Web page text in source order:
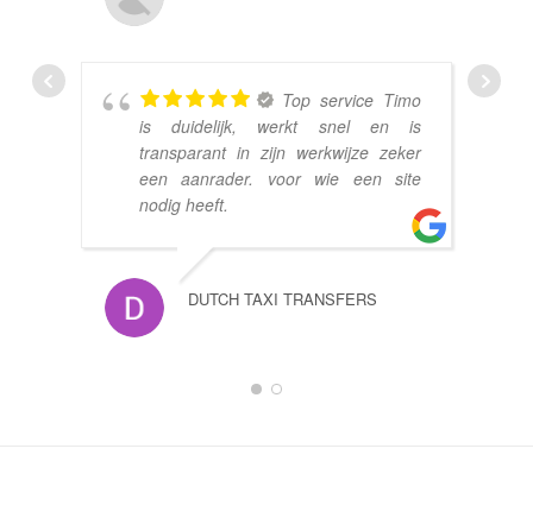
Top service Timo
is duidelijk, werkt snel en is
transparant in zijn werkwijze zeker
een aanrader. voor wie een site
nodig heeft.
DUTCH TAXI TRANSFERS